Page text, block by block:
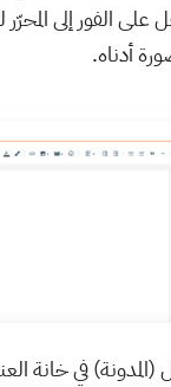
الفور إلى المحرّر
أدناه.